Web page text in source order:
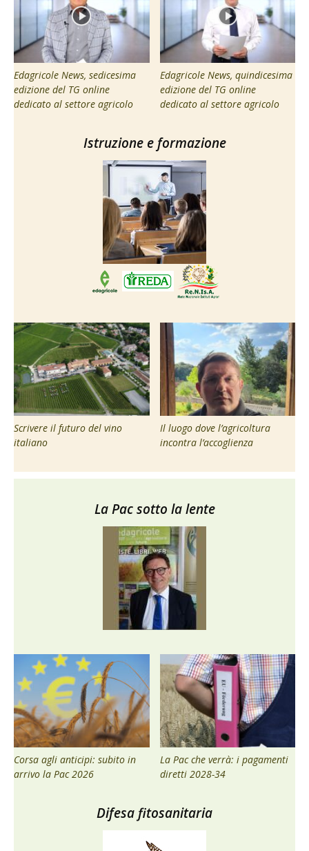
Edagricole News, sedicesima
edizione del TG online
dedicato al settore agricolo
Edagricole News, quindicesima
edizione del TG online
dedicato al settore agricolo
Istruzione e formazione
Scrivere il futuro del vino
italiano
Il luogo dove l’agricoltura
incontra l’accoglienza
La Pac sotto la lente
Corsa agli anticipi: subito in
arrivo la Pac 2026
La Pac che verrà: i pagamenti
diretti 2028-34
Difesa fitosanitaria